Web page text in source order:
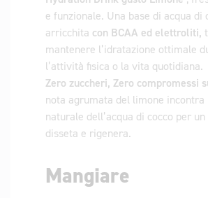
e funzionale. Una base di acqua di
arricchita con BCAA ed elettroliti,
mantenere l’idratazione ottimale
l’attività fisica o la vita quotidiana.
Zero zuccheri, Zero compromessi
nota agrumata del limone incontra
naturale dell’acqua di cocco per
disseta e rigenera.
Mangiare